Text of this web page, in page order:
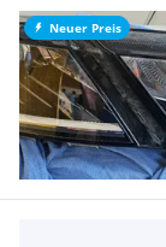
Neuer Preis